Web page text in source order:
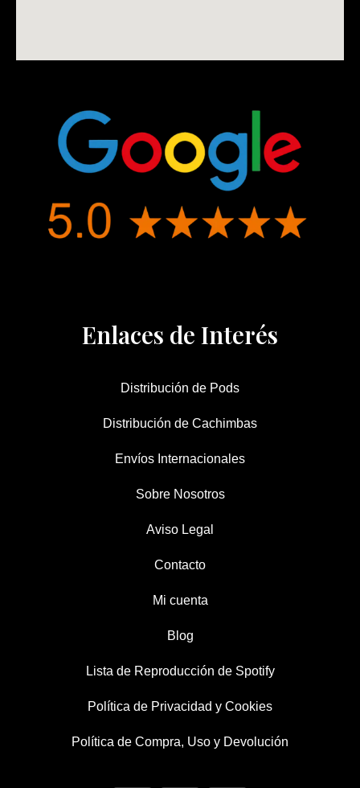
Enlaces de Interés
Distribución de Pods
Distribución de Cachimbas
Envíos Internacionales
Sobre Nosotros
Aviso Legal
Contacto
Mi cuenta
Blog
Lista de Reproducción de Spotify
Política de Privacidad y Cookies
Política de Compra, Uso y Devolución